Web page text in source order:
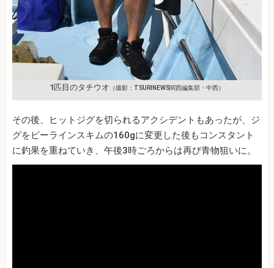
1匹目のタチウオ （撮影：TSURINEWS関西編集部・中西）
その後、ヒットジグを切られるアクシデントもあったが、ジ
グをビーラインスキムの160gに変更した後もコンスタント
に釣果を重ねていき、午後3時ごろからは再び青物狙いに。